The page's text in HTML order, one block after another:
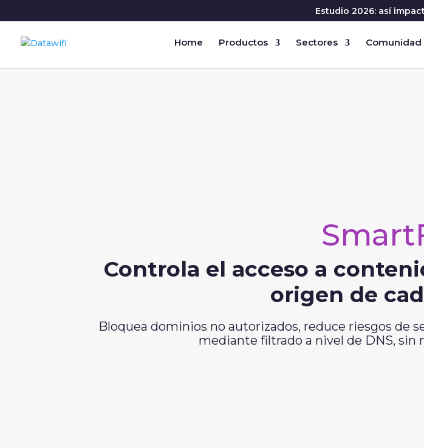
Estudio 2026: así
Home Productos Sectores Comunidad
Controla el acceso a
origen de
Bloquea dominios no autorizados, reduce riesgos de
mediante filtrado a nivel de DNS, sin